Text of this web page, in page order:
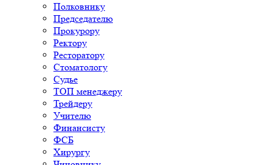
Полковнику
Председателю
Прокурору
Ректору
Ресторатору
Стоматологу
Судье
ТОП менеджеру
Трейдеру
Учителю
Финансисту
ФСБ
Хирургу